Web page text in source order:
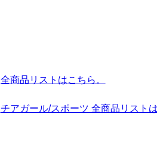
全商品リストはこちら。
チアガール/スポーツ 全商品リストは